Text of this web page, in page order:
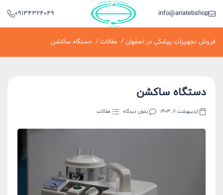
info@ariatebshop.ir
09134324049
فروش تجهیزات پزشکی در اصفهان / مقالات / دستگاه ساکشن
دستگاه ساکشن
اردیبهشت 8, 1403 بدون دیدگاه مقالات